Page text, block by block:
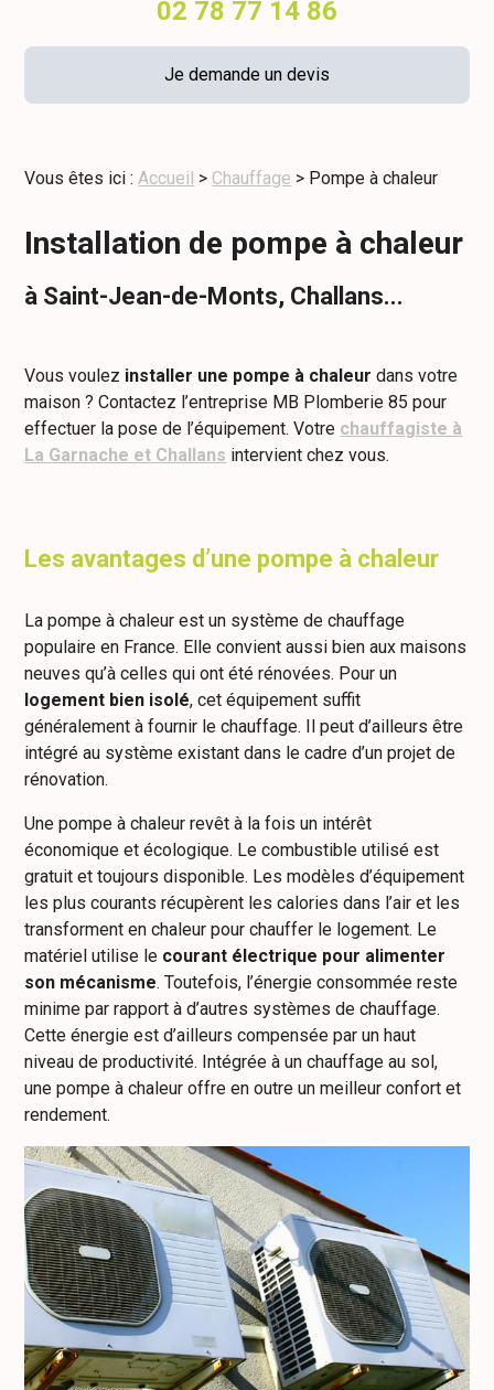
02 78 77 14 86
Je demande un devis
Vous êtes ici : Accueil > Chauffage > Pompe à chaleur
Installation de pompe à chaleur
à Saint-Jean-de-Monts, Challans...
Vous voulez installer une pompe à chaleur dans votre
maison ? Contactez l’entreprise MB Plomberie 85 pour
effectuer la pose de l’équipement. Votre chauffagiste à
La Garnache et Challans intervient chez vous.
Les avantages d’une pompe à chaleur
La pompe à chaleur est un système de chauffage
populaire en France. Elle convient aussi bien aux maisons
neuves qu’à celles qui ont été rénovées. Pour un
logement bien isolé, cet équipement suffit
généralement à fournir le chauffage. Il peut d’ailleurs être
intégré au système existant dans le cadre d’un projet de
rénovation.
Une pompe à chaleur revêt à la fois un intérêt
économique et écologique. Le combustible utilisé est
gratuit et toujours disponible. Les modèles d’équipement
les plus courants récupèrent les calories dans l’air et les
transforment en chaleur pour chauffer le logement. Le
matériel utilise le courant électrique pour alimenter
son mécanisme. Toutefois, l’énergie consommée reste
minime par rapport à d’autres systèmes de chauffage.
Cette énergie est d’ailleurs compensée par un haut
niveau de productivité. Intégrée à un chauffage au sol,
une pompe à chaleur offre en outre un meilleur confort et
rendement.